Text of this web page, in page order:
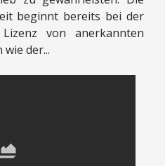
beginnt bereits bei der
von anerkannten
der...